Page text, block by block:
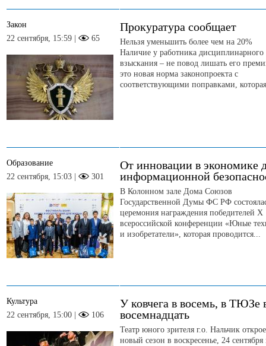
Закон
22 сентября, 15:59 |
65
Прокуратура сообщает
Нельзя уменьшить более чем на 20%
Наличие у работника дисциплинарного
взыскания – не повод лишать его
это новая норма законопроекта с
соответствующими поправками,
Образование
22 сентября, 15:03 |
301
От инновации в экономике
информационной
В Колонном зале Дома Союзов
Государственной Думы ФС РФ
церемония награждения победителей X
всероссийской конференции «Юные
и изобретатели», которая проводится...
Культура
22 сентября, 15:00 |
106
У ковчега в восемь, в ТЮЗе
восемнадцать
Театр юного зрителя г.о. Нальчик
новый сезон в воскресенье, 24 сентября